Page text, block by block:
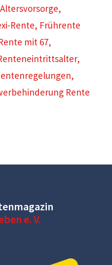
Altersvorsorge,
Rente, Frührente
mit 67,
,
,
Rente
e. V.